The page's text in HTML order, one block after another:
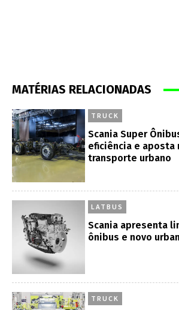
MATÉRIAS RELACIONADAS
TRUCK
Scania Super
eficiência e aposta
transporte urbano
LATBUS
Scania apresenta
ônibus e novo
TRUCK